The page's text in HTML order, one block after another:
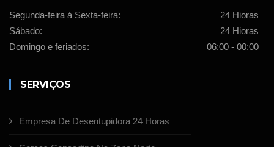
Segunda-feira á Sexta-feira:
24 Hioras
Sábado:
24 Hioras
Domingo e feriados:
06:00 - 00:00
SERVIÇOS
Empresa De Desentupidora 24 Horas